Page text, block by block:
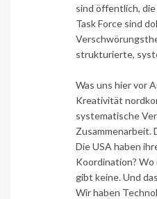
sind öffentlich,
Task Force sind
strukturierte,
Was uns hier vor
Kreativität
systematische
Zusammenarbeit.
Die USA haben
Koordination?
gibt keine. Und
Wir haben